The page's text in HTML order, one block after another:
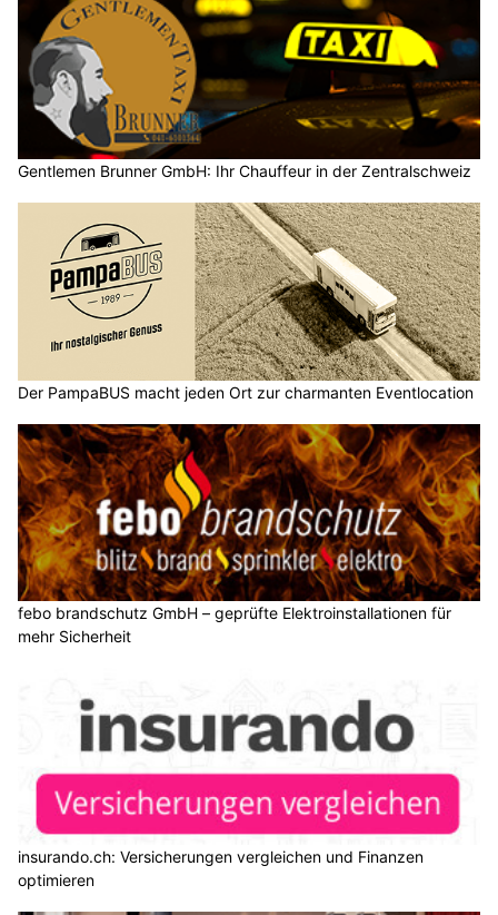
Gentlemen Brunner GmbH: Ihr Chauffeur in der Zentralschweiz
Der PampaBUS macht jeden Ort zur charmanten Eventlocation
febo brandschutz GmbH – geprüfte Elektroinstallationen für
mehr Sicherheit
insurando.ch: Versicherungen vergleichen und Finanzen
optimieren